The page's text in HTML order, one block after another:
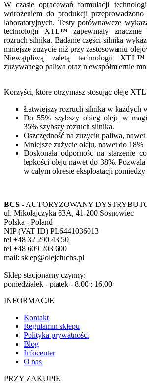
W czasie opracowań formulacji
wdrożeniem do produkcji
laboratoryjnych. Testy porównawcze
technologii XTL™ zapewniały znacznie
rozruch silnika. Badanie części silnika
mniejsze zużycie niż przy zastosowaniu
Niewątpliwą zaletą technologii
zużywanego paliwa oraz niewspółmiernie
Korzyści, które otrzymasz stosując oleje
Łatwiejszy rozruch silnika w każdych
Do 55% szybszy obieg oleju w
35% szybszy rozruch silnika.
Oszczędność na zuzyciu paliwa, nawet
Mniejsze zużycie oleju, nawet do 18%
Doskonała odpornośc na starzenie
lepkości oleju nawet do 38%.
w całym okresie eksploatacji
BCS - AUTORYZOWANY
ul. Mikołajczyka 63A, 41-200 Sosnowiec
Polska - Poland
NIP (VAT ID) PL6441036013
tel +48 32 290 43 50
tel +48 609 203 600
mail: sklep@olejefuchs.pl
Sklep stacjonarny czynny:
poniedziałek - piątek - 8.00 : 16.00
INFORMACJE
Kontakt
Regulamin sklepu
Polityka prywatności
Blog
Infocenter
O nas
PRZY ZAKUPIE